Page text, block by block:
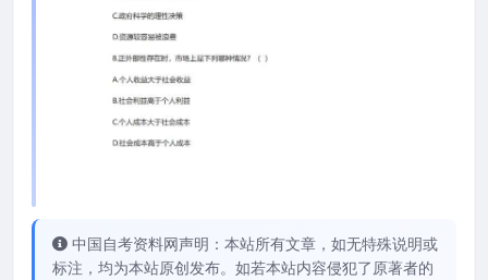
中国自考资料网声明：本站所有文章，如无特殊说明或
标注，均为本站原创发布。如若本站内容侵犯了原著者的